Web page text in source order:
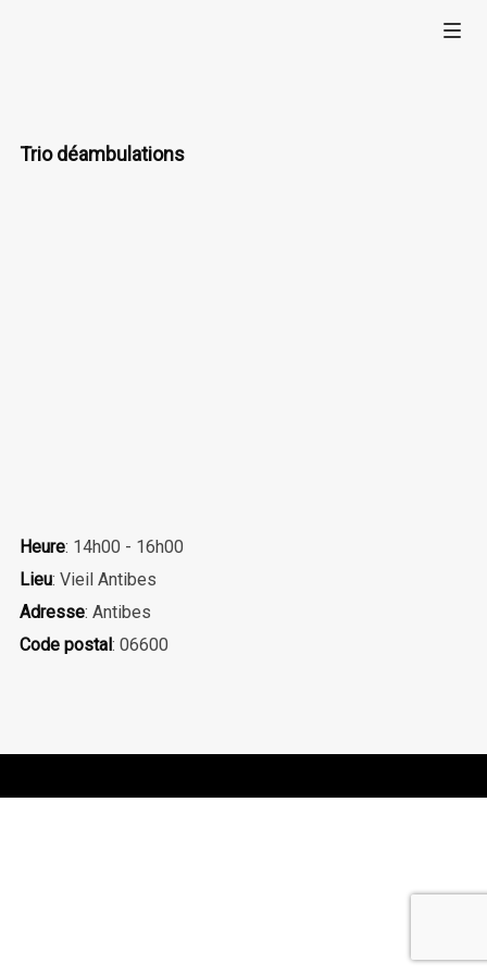
Trio déambulations
Heure: 14h00 - 16h00
Lieu: Vieil Antibes
Adresse: Antibes
Code postal: 06600